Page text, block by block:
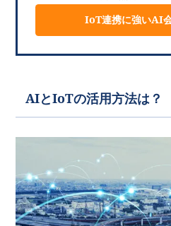
IoT連携に強いAI
AIとIoTの活用方法は？